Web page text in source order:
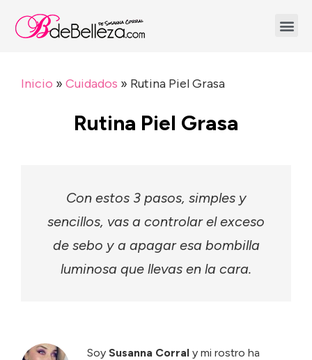
Inicio » Cuidados » Rutina Piel Grasa
Rutina Piel Grasa
Con estos 3 pasos, simples y
sencillos, vas a controlar el exceso
de sebo y a apagar esa bombilla
luminosa que llevas en la cara.
Soy Susanna Corral y mi rostro ha